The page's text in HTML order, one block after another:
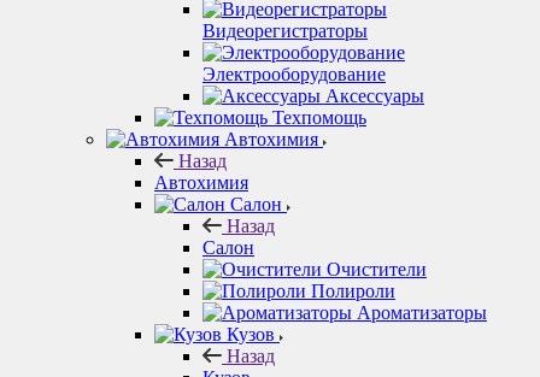
Видеорегистраторы
Электрооборудование
Аксессуары
Техпомощь
Автохимия
Назад
Автохимия
Салон
Назад
Салон
Очистители
Полироли
Ароматизаторы
Кузов
Назад